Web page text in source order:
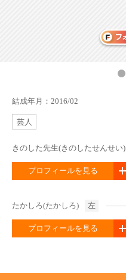
結成年月：2016/02
芸人
きのした先生(きのしたせんせい)
プロフィールを見る
たかしろ(たかしろ) 左
プロフィールを見る